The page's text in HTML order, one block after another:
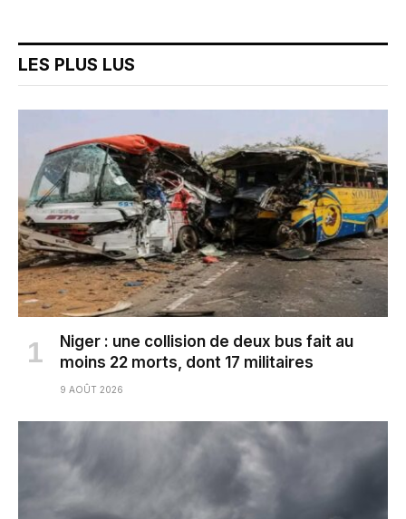
LES PLUS LUS
Niger : une collision de deux bus fait au
moins 22 morts, dont 17 militaires
9 AOÛT 2026